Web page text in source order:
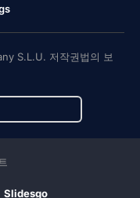
S.L.U. 저작권법의 보
Slidesgo